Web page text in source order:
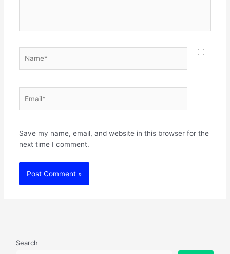
Save my name, email, and website in this browser for the
next time I comment.
Search